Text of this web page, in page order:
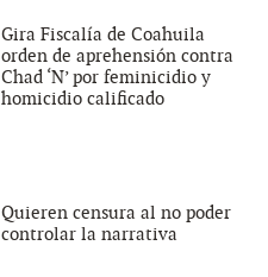
Gira Fiscalía de Coahuila
orden de aprehensión contra
Chad ‘N’ por feminicidio y
homicidio calificado
Quieren censura al no poder
controlar la narrativa